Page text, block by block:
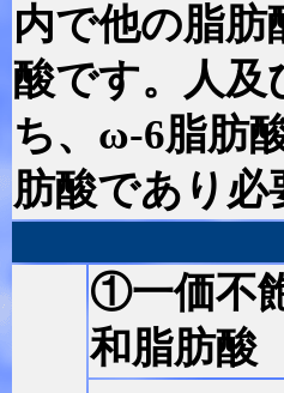
内で他の脂
酸です。人及
ち、ω-6脂肪
肪酸であり
①一価不
和脂肪酸